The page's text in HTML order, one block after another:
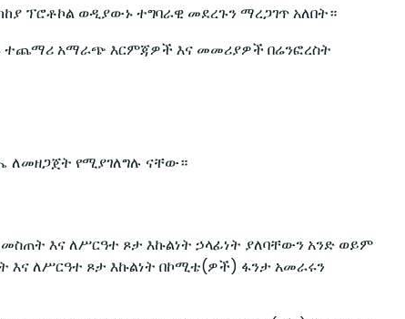
ፕሮቶኮል ወዲያውኑ ተግባራዊ መደረጉን ማረጋገጥ አለበት።
ተጨማሪ አማራጭ እርምጃዎች እና መመሪያዎች በሬንፎረስት
የሚያገለግሉ ናቸው።
እና ለሥርዓተ ጾታ እኩልነት ኃላፊነት ያለባቸውን አንድ ወይም
እና ለሥርዓተ ጾታ እኩልነት በኮሚቴ(ዎች) ፋንታ አመራሩን